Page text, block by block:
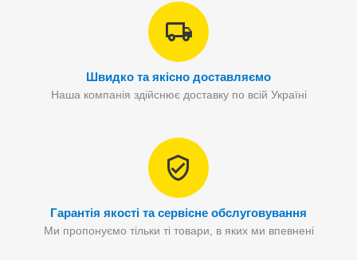
Швидко та якісно доставляємо
Наша компанія здійснює доставку по всій Україні
Гарантія якості та сервісне обслуговування
Ми пропонуємо тільки ті товари, в яких ми впевнені